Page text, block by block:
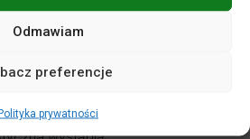
Odmawiam
preferencje
prywatności
poszukiwanie! Pomóżcie nam!